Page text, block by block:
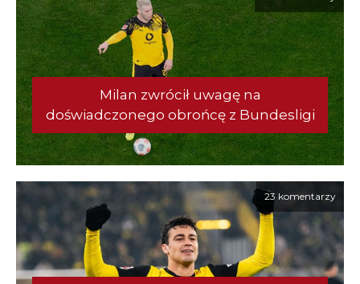
Milan zwrócił uwagę na
doświadczonego obrońcę z Bundesligi
23 komentarzy